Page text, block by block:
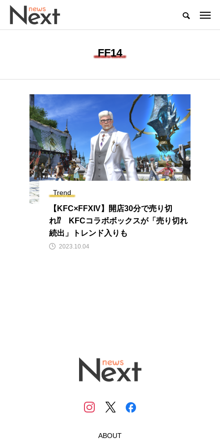
FF14
Trend
【KFC×FFXIV】開店30分で売り切
れ⁉ KFCコラボボックスが「売り切れ
続出」トレンド入りも
2023.10.04
ABOUT